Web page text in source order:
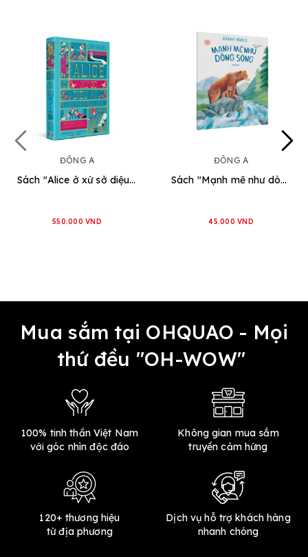
ĐÔNG A
Sách "Alice ở xứ sở diệu kì và alice ở xứ sở trong gương" NXB Đông A
550.000 VND
ĐÔNG A
Sách "Mạnh mẽ như dòng sông"
45.000 VND
Mua sắm tại OHQUAO - Mọi
thứ đều "OH-WOW"
100% tinh thần Việt Nam
với góc nhìn độc đáo
Không gian mua sắm
truyền cảm hứng
120+ thương hiệu
từ địa phương
Dịch vụ hỗ trợ khách hàng
nhanh chóng